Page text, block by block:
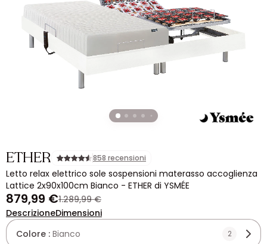
ETHER 858 recensioni
Letto relax elettrico sole sospensioni materasso accoglienza
Lattice 2x90x100cm Bianco - ETHER di YSMÉE
879,99 €1.289,99 €
DescrizioneDimensioni
Colore : Bianco 2